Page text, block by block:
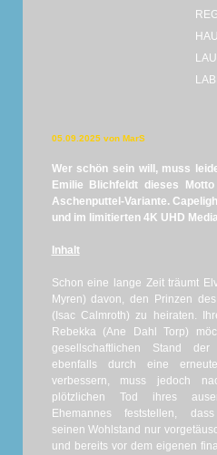
05.09.2025 von MarS
Wer schön sein will, muss
Emilie Blichfeldt dieses
Aschenputtel-Variante.
und im limitierten 4K UHD
Inhalt
Schon eine lange Zeit träumt
Myren) davon, den Prinzen
(Isac Calmroth) zu heiraten.
Rebekka (Ane Dahl Torp)
gesellschaftlichen Stand der
ebenfalls durch eine
verbessern, muss jedoch
plötzlichen Tod ihres
Ehemannes feststellen,
seinen Wohlstand nur
und bereits vor dem eigenen